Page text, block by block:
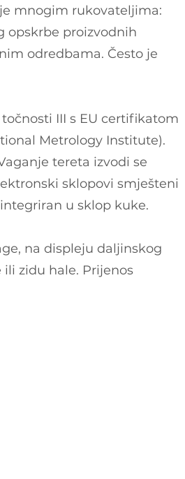
mnogim rukovateljima:
opskrbe proizvodnih
odredbama. Često je
III s EU certifikatom
Metrology Institute).
tereta izvodi se
sklopovi smješteni
u sklop kuke.
na displeju daljinskog
zidu hale. Prijenos